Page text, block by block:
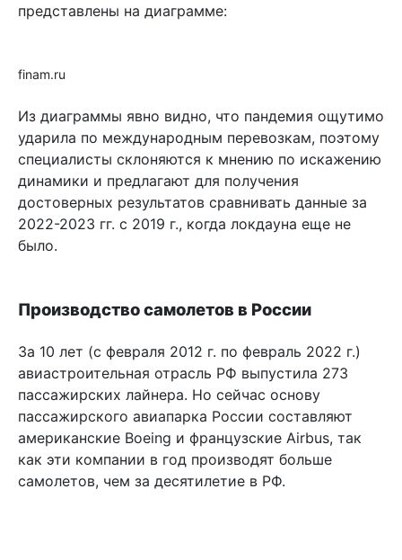
представлены на диаграмме:
finam.ru
Из диаграммы явно видно, что пандемия ощутимо
ударила по международным перевозкам, поэтому
специалисты склоняются к мнению по искажению
динамики и предлагают для получения
достоверных результатов сравнивать данные за
2022-2023 гг. с 2019 г., когда локдауна еще не
было.
Производство самолетов в России
За 10 лет (с февраля 2012 г. по февраль 2022 г.)
авиастроительная отрасль РФ выпустила 273
пассажирских лайнера. Но сейчас основу
пассажирского авиапарка России составляют
американские Boeing и французские Airbus, так
как эти компании в год производят больше
самолетов, чем за десятилетие в РФ.